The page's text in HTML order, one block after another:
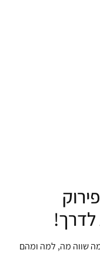
לדרך!
מה שווה מה, למה ומהם